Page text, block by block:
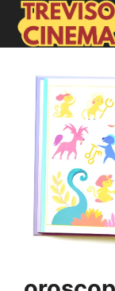
Vai
contenuto